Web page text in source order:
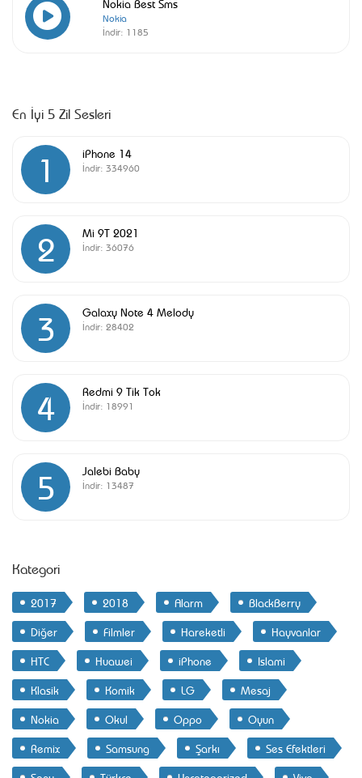
Nokia
İndir: 1185
En İyi 5 Zil Sesleri
1 iPhone 14
İndir: 334960
2 Mi 9T 2021
İndir: 36076
3 Galaxy Note 4 Melody
İndir: 28402
4 Redmi 9 Tik Tok
İndir: 18991
5 Jalebi Baby
İndir: 13487
Kategori
2017 2018 Alarm
BlackBerry
Diğer
Filmler Hareketli
Hayvanlar
HTC
Huawei iPhone
Islami
Klasik
Komik LG
Mesaj
Nokia
Okul Oppo
Oyun
Remix
Samsung Şarkı
Ses Efektleri